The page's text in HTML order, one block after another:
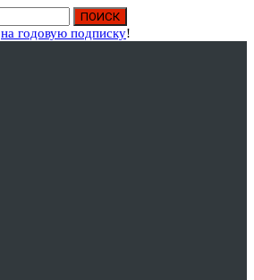
на годовую подписку!